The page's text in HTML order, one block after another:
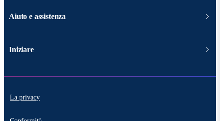
Aiuto e assistenza
Iniziare
La privacy